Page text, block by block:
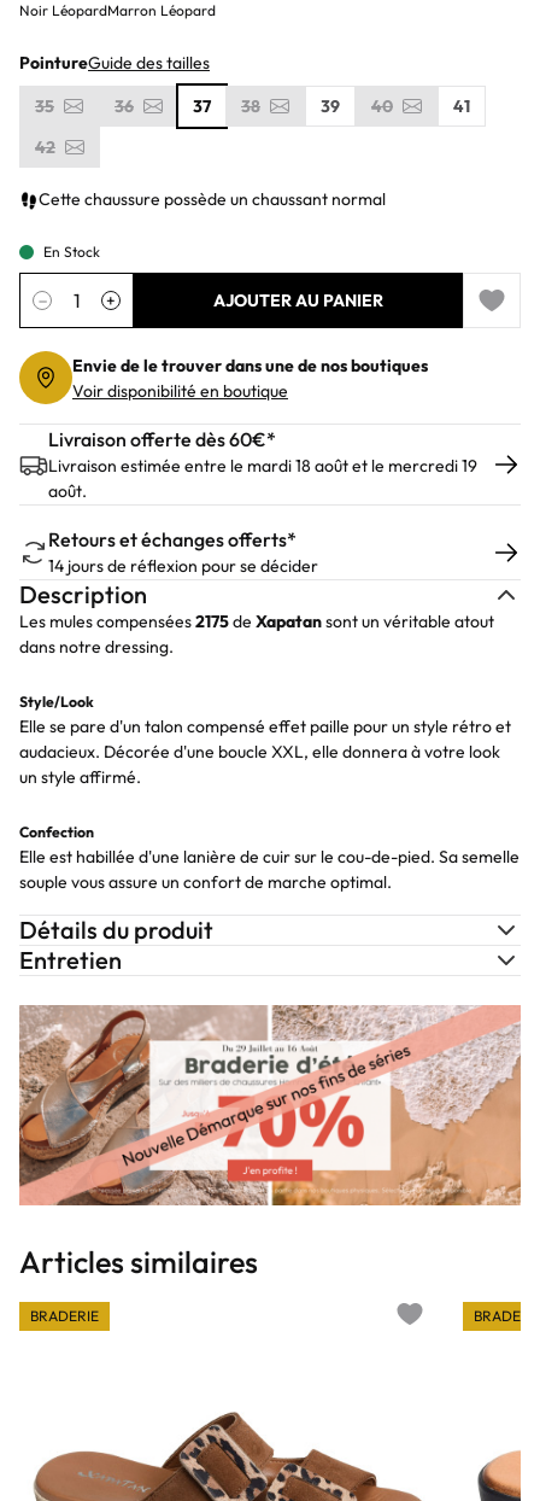
Noir LéopardMarron Léopard
PointureGuide des tailles
35
36 37 38 39 40
41
42
Cette chaussure possède un chaussant normal
En Stock
Quantité
− + AJOUTER AU PANIER
Add to
Envie de le trouver dans une de nos boutiques
Voir disponibilité en boutique
Livraison offerte dès 60€*
Livraison estimée entre le mardi 18 août et le mercredi 19
août.
Retours et échanges offerts*
14 jours de réflexion pour se décider
Description
Les mules compensées2175de Xapatansont un véritable atout
dans notre dressing.
Style/Look
Elle se pare d'un talon compensé effet paille pour un style rétro et
audacieux. Décorée d'une boucle XXL, elle donnera à votre look
un style affirmé.
Confection
Elle est habillée d'une lanière de cuir sur le cou-de-pied. Sa semelle
souple vous assure un confort de marche optimal.
Détails du produit
Entretien
Articles similaires
BRADERIE